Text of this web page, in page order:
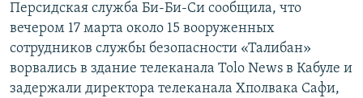
Персидская служба Би-Би-Си сообщила, что
вечером 17 марта около 15 вооруженных
сотрудников службы безопасности «Талибан»
ворвались в здание телеканала Tolo News в Кабуле и
задержали директора телеканала Хполвака Сафи,